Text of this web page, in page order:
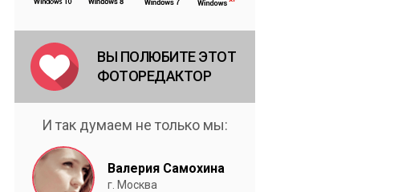
ВЫ ПОЛЮБИТЕ ЭТОТ
ФОТОРЕДАКТОР
И так думаем не только мы:
Валерия Самохина
г. Москва